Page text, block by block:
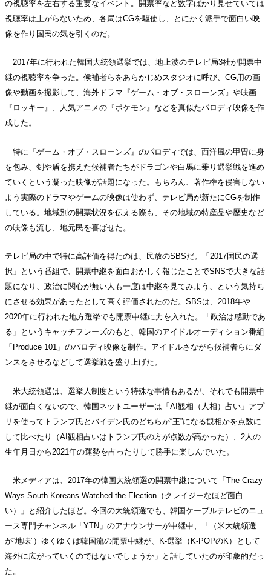
の視聴率を左右する重要なイベント。開票率など数字ばかり見せていては
視聴率は上がらないため、各局はCGを駆使し、とにかく派手で面白い映
像を作り国民の気を引くのだ。
2017年に行われた韓国大統領選挙では、地上波のテレビ局3社が開票中
継の視聴率を争った。候補者らをあらかじめスタジオに呼び、CG用の画
像や動画を撮影して、海外ドラマ『ゲーム・オブ・スローンズ』や映画
『ロッキー』、人気アニメの『ポケモン』などを真似たパロディ映像を作
成した。
特に『ゲーム・オブ・スローンズ』のパロディでは、西洋風の甲冑に身
を包み、剣や盾を携えた候補者たちがドラゴンや白馬に乗り選挙戦を進め
ていくという凝った映像が話題になった。もちろん、著作権を侵害しない
よう実際のドラマやゲームの映像は使わず、テレビ局が新たにCGを制作
している。地域別の開票状況を伝える際も、その地域の特産品や歴史など
の映像も流し、地元民を喜ばせた。
テレビ局の中で特に高評価を得たのは、民放のSBSだ。「2017国民の選
択」という番組で、開票中継を面白おかしく報じたことでSNSで大きな話
題になり、政治に関心が無い人も一度は中継を見てみよう、という気持ち
にさせる効果があったとして高く評価されたのだ。SBSは、2018年や
2020年に行われた地方選挙でも開票中継に力を入れた。「政治は感動であ
る」というキャッチフレーズのもと、韓国のアイドルオーディション番組
「Produce 101」のパロディ映像を制作。アイドルさながら候補者らにダ
ンスをさせるなどして選挙戦を盛り上げた。
米大統領選は、選挙人制度という特殊な事情もあるが、それでも開票中
継が面白くないので、韓国ネットユーザーは「AI観相（人相）占い」アプ
リを使ってトランプ氏とバイデン氏のどちらが“王”になる観相かを点数に
して比べたり（AI観相占いはトランプ氏の方が点数が高かった）、2人の
生年月日から2021年の運勢を占ったりして勝手に楽しんでいた。
米メディアは、2017年の韓国大統領選の開票中継について「The Crazy
Ways South Koreans Watched the Election（クレイジーなほど面白
い）」と紹介したほど。今回の大統領選でも、韓国ケーブルテレビのニュ
ース専門チャンネル「YTN」のアナウンサーが中継中、「（米大統領選
が“地味”）ゆくゆくは韓国流の開票中継が、K-選挙（K-POPのK）として
海外に広がっていくのではないでしょうか」と話していたのが印象的だっ
た。